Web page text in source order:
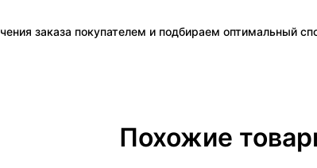
заказа покупателем и подбираем оптимальный
Похожие